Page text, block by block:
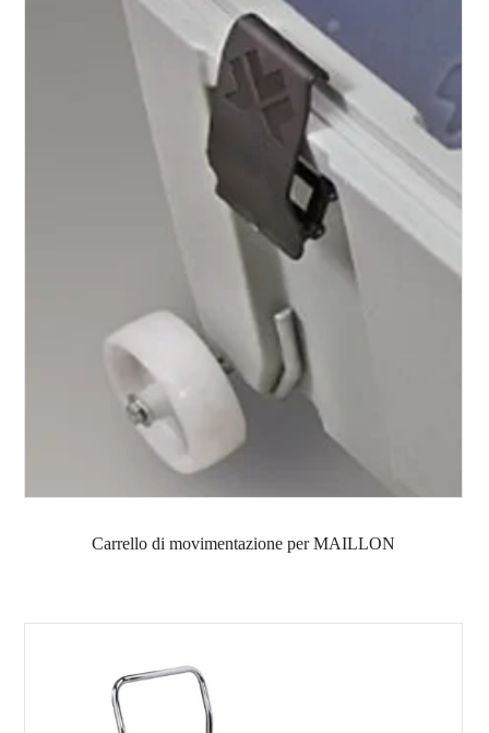
Carrello di movimentazione per MAILLON